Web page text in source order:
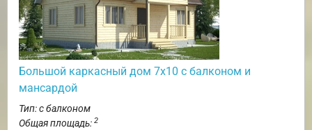
Большой каркасный дом 7х10 с балконом и
мансардой
Тип: с балконом
Общая площадь: 2